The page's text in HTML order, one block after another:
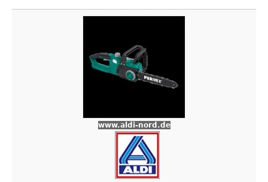
www.aldi-nord.de